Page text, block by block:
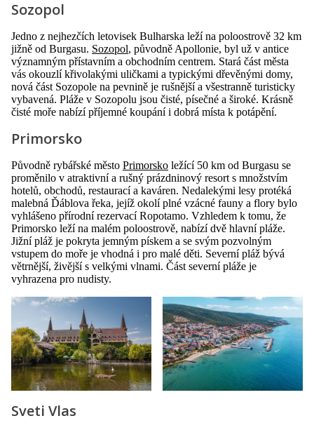
Sozopol
Jedno z nejhezčích letovisek Bulharska leží na poloostrově 32 km
jižně od Burgasu. Sozopol, původně Apollonie, byl už v antice
významným přístavním a obchodním centrem. Stará část města
vás okouzlí křivolakými uličkami a typickými dřevěnými domy,
nová část Sozopole na pevnině je rušnější a všestranně turisticky
vybavená. Pláže v Sozopolu jsou čisté, písečné a široké. Krásně
čisté moře nabízí příjemné koupání i dobrá místa k potápění.
Primorsko
Původně rybářské město Primorsko ležící 50 km od Burgasu se
proměnilo v atraktivní a rušný prázdninový resort s množstvím
hotelů, obchodů, restaurací a kaváren. Nedalekými lesy protéká
malebná Ďáblova řeka, jejíž okolí plné vzácné fauny a flory bylo
vyhlášeno přírodní rezervací Ropotamo. Vzhledem k tomu, že
Primorsko leží na malém poloostrově, nabízí dvě hlavní pláže.
Jižní pláž je pokryta jemným pískem a se svým pozvolným
vstupem do moře je vhodná i pro malé děti. Severní pláž bývá
větrnější, živější s velkými vlnami. Část severní pláže je
vyhrazena pro nudisty.
Sveti Vlas